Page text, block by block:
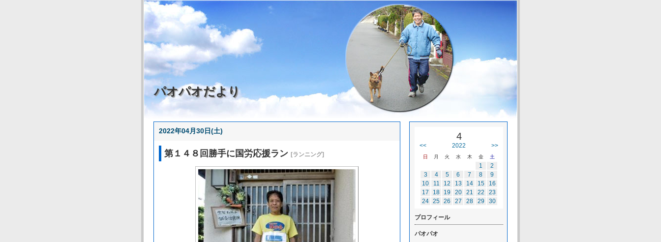
パオパオだより
2022年04月30日(土)
第１４８回勝手に国労応援ラン [ランニング]
4
<< 2022 >>
日 月 火 水 木 金 土
1
2
3
4 5 6 7 8
9
10
11 12 13 14 15
16
17
18 19 20 21 22
23
24 25 26 27 28 29 30
プロフィール
パオパオ